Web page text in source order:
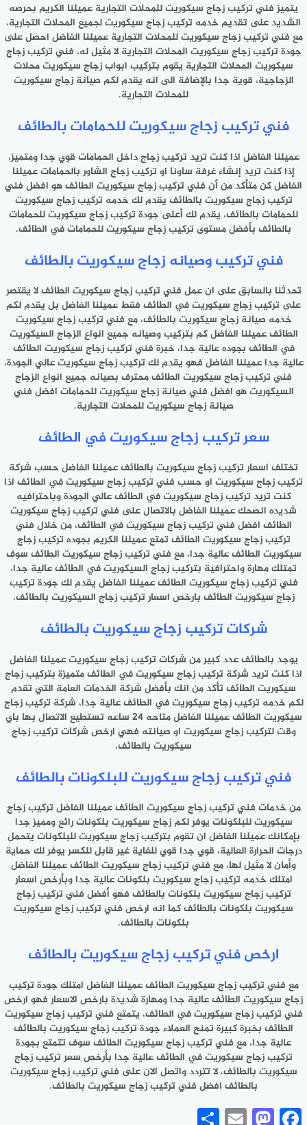
يتميز فني تركيب زجاج سيكوريت للمحلات التجارية عميلنا الكريم بحرصه
الشديد على تقديم خدمه تركيب زجاج سيكوريت لجميع المحلات التجارية،
مع فني تركيب زجاج سيكوريت للمحلات التجارية عميلنا الفاضل احصل على
جودة تركيب زجاج سيكوريت المحلات التجارية لا مثيل له، فني تركيب زجاج
سيكوريت المحلات التجارية يقوم بتركيب ابواب زجاج سيكوريت محلات
الزجاجية، قوية جدا بالإضافة الى انه يقدم لكم صيانة زجاج سيكوريت
للمحلات التجارية.
فني تركيب زجاج سيكوريت للحمامات بالطائف
عميلنا الفاضل اذا كنت تريد تركيب زجاج داخل الحمامات قوي جدا ومتميز،
إذا كنت تريد إنشاء غرفة ساونا او تركيب زجاج الشاور بالحمامات عميلنا
الفاضل كن متأكد من أن فني تركيب زجاج سيكوريت الطائف هو افضل فني
تركيب زجاج سيكوريت بالطائف يقدم لك خدمه تركيب زجاج سيكوريت
للحمامات بالطائف، يقدم لك أعلى جودة تركيب زجاج سيكوريت للحمامات
بالطائف بأفضل مستوى تركيب زجاج سيكوريت للحمامات في الطائف.
فني تركيب وصيانه زجاج سيكوريت بالطائف
تحدثنا بالسابق على ان عمل فني تركيب زجاج سيكوريت الطائف لا يقتصر
على تركيب زجاج سيكوريت في الطائف فقط عميلنا الفاضل بل يقدم لكم
خدمه صيانة زجاج سيكوريت بالطائف، مع فني تركيب زجاج سيكوريت
الطائف عميلنا الفاضل كم بتركيب وصيانه جميع انواع الزجاج السيكوريت
في الطائف بجوده عالية جدا، خبرة فني تركيب زجاج سيكوريت الطائف
عالية جدا عميلنا الفاضل فهو يقدم لك تركيب زجاج سيكوريت عالي الجودة،
فني تركيب زجاج سيكوريت الطائف محترف بصيانه جميع انواع الزجاج
السيكوريت هو افضل فني صيانة زجاج سيكوريت للحمامات افضل فني
صيانة زجاج سيكوريت للمحلات التجارية.
سعر تركيب زجاج سيكوريت في الطائف
تختلف اسعار تركيب زجاج سيكوريت بالطائف عميلنا الفاضل حسب شركة
تركيب زجاج سيكوريت او حسب فني تركيب زجاج سيكوريت في الطائف اذا
كنت تريد تركيب زجاج سيكوريت في الطائف عالي الجودة وباحترافيه
شديده انصحك عميلنا الفاضل بالاتصال على فني تركيب زجاج سيكوريت
الطائف افضل فني تركيب زجاج سيكوريت في الطائف، من خلال فني
تركيب زجاج سيكوريت الطائف تمتع عميلنا الكريم بجوده تركيب زجاج
سيكوريت الطائف عالية جدا، مع فني تركيب زجاج سيكوريت الطائف سوف
تمتلك مهارة واحترافية بتركيب زجاج السيكوريت في الطائف عالية جدا،
فني تركيب زجاج سيكوريت الطائف عميلنا الفاضل يقدم لك جودة تركيب
زجاج سيكوريت الطائف بارخص اسعار تركيب زجاج السيكوريت بالطائف.
شركات تركيب زجاج سيكوريت بالطائف
يوجد بالطائف عدد كبير من شركات تركيب زجاج سيكوريت عميلنا الفاضل
اذا كنت تريد شركة تركيب زجاج سيكوريت في الطائف متميزة بتركيب زجاج
سيكوريت الطائف تأكد من انك بأفضل شركة الخدمات العامة التي تقدم
لكم خدمه تركيب زجاج سيكوريت في الطائف عالية جدا، شركة تركيب زجاج
سيكوريت الطائف عميلنا الفاضل متاحه 24 ساعه تستطيع الاتصال بها باي
وقت لتركيب زجاج سيكوريت او صيانته فهي ارخص شركات تركيب زجاج
سيكوريت بالطائف.
فني تركيب زجاج سيكوريت للبلكونات بالطائف
من خدمات فني تركيب زجاج سيكوريت الطائف عميلنا الفاضل تركيب زجاج
سيكوريت للبلكونات يوفر لكم زجاج سيكوريت بلكونات رائع ومميز جدا
بإمكانك عميلنا الفاضل ان تقوم بتركيب زجاج سيكوريت للبلكونات يتحمل
درجات الحرارة العالية، قوي جدا قوي للغاية غير قابل للكسر يوفر لك حماية
وأمان لا مثيل لها، مع فني تركيب زجاج سيكوريت الطائف عميلنا الفاضل
امتلك خدمه تركيب زجاج سيكوريت بلكونات عالية جدا وبأرخص اسعار
تركيب زجاج سيكوريت بلكونات بالطائف فهو أفضل فني تركيب زجاج
سيكوريت بلكونات بالطائف كما انه ارخص فني تركيب زجاج سيكوريت
بلكونات بالطائف.
ارخص فني تركيب زجاج سيكوريت بالطائف
مع فني تركيب زجاج سيكوريت الطائف عميلنا الفاضل امتلك جودة تركيب
زجاج سيكوريت الطائف عالية جدا ومهارة شديدة بارخص الاسعار فهو ارخص
فني تركيب زجاج سيكوريت في الطائف، يتمتع فني تركيب زجاج سيكوريت
الطائف بخبرة كبيرة تمنح العملاء جودة تركيب زجاج سيكوريت بالطائف
عالية جدا، مع فني تركيب زجاج سيكوريت الطائف سوف تتمتع بجودة
تركيب زجاج سيكوريت في الطائف عالية جدا بأرخص سعر تركيب زجاج
سيكوريت بالطائف، لا تتردد واتصل الان على فني تركيب زجاج سيكوريت
بالطائف افضل فني تركيب زجاج سيكوريت بالطائف.